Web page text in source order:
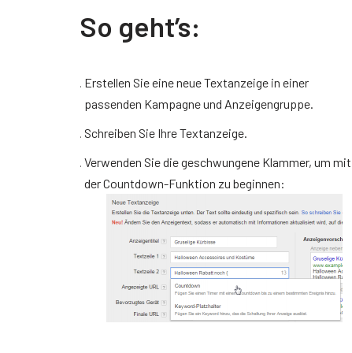
So geht’s:
Erstellen Sie eine neue Textanzeige in einer
passenden Kampagne und Anzeigengruppe.
Schreiben Sie Ihre Textanzeige.
Verwenden Sie die geschwungene Klammer, um mit
der Countdown-Funktion zu beginnen: